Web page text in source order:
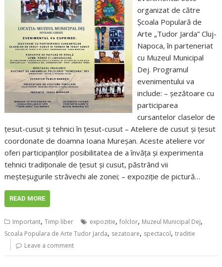
organizat de către
Școala Populară de
Arte „Tudor Jarda” Cluj-
Napoca, în parteneriat
cu Muzeul Municipal
Dej. Programul
evenimentului va
include: – șezătoare cu
participarea
cursantelor claselor de
țesut-cusut și tehnici în țesut-cusut – Ateliere de cusut și țesut
coordonate de doamna Ioana Mureșan. Aceste ateliere vor
oferi participanților posibilitatea de a învăța și experimenta
tehnici tradiționale de țesut și cusut, păstrând vii
meșteșugurile străvechi ale zonei; – expoziție de pictură…
READ MORE
Important,Timp liber expozitie,folclor, Muzeul Municipal Dej,
Scoala Populara de Arte Tudor Jarda, sezatoare, spectacol,traditie
Leave a comment